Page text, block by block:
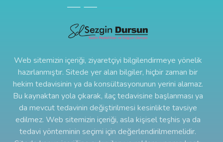
Web sitemizin içeriği, ziyaretçiyi bilgilendirmeye yönelik
hazırlanmıştır. Sitede yer alan bilgiler, hiçbir zaman bir
hekim tedavisinin ya da konsültasyonunun yerini alamaz.
Bu kaynaktan yola çıkarak, ilaç tedavisine başlanması ya
da mevcut tedavinin değiştirilmesi kesinlikte tavsiye
edilmez. Web sitemizin içeriği, asla kişisel teşhis ya da
tedavi yönteminin seçimi için değerlendirilmemelidir.